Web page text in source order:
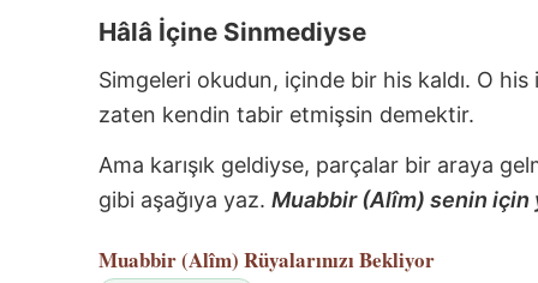
Hâlâ İçine Sinmediyse
Simgeleri okudun, içinde bir his kaldı. O
zaten kendin tabir etmişsin demektir.
Ama karışık geldiyse, parçalar bir araya
gibi aşağıya yaz. Muabbir (Alîm) senin için
Muabbir (Alîm) Rüyalarınızı Bekliyor